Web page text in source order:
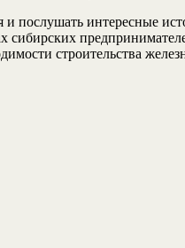
послушать интересные
строительства